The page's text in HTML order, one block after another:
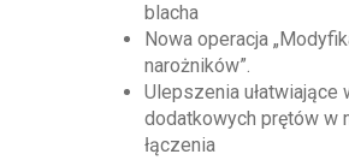
blacha
Nowa operacja
narożników”.
Ulepszenia ułatwiające
dodatkowych prętów w
łączenia